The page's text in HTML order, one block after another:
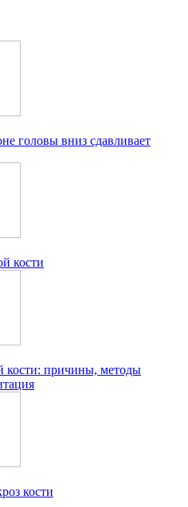
головы вниз сдавливает
кости
кости: причины, методы
кости